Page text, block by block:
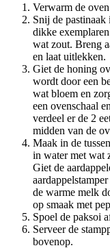
Verwarm de
Snij de
dikke
wat zout. Breng
en laat uitlekken.
Giet de honing
wordt door een
wat bloem en
een ovenschaal
verdeel er de 2
midden van de
Maak in de
in water met wat
Giet de
de warme melk
op smaak met
Spoel de paksoi
Serveer de
bovenop.